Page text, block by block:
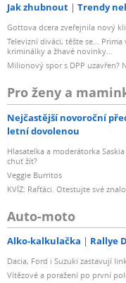
Jak zhubnout Trendy
Gottova dcera zveřejnila nový
Televizní diváci, těšte se...
kriminálky a žhavé novinky...
Milionový spor s DPP uzavřen?
Pro ženy a
Nejčastější novoroční
letní dovolenou
Hlasatelka a moderátorka
chuť žít?
Veggie Burritos
KVÍZ: Rafťáci. Otestujte své
Auto-moto
Alko-kalkulačka Rallye
Dacia, Ford i Suzuki zastavují
Vítězové a poražení po první